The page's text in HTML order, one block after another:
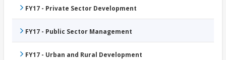
FY17 - Private Sector Development
FY17 - Public Sector Management
FY17 - Urban and Rural Development